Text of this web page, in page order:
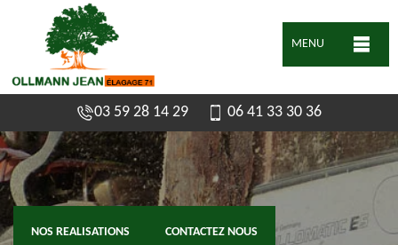
MENU
03 59 28 14 29 06 41 33 30 36
NOS REALISATIONS CONTACTEZ NOUS